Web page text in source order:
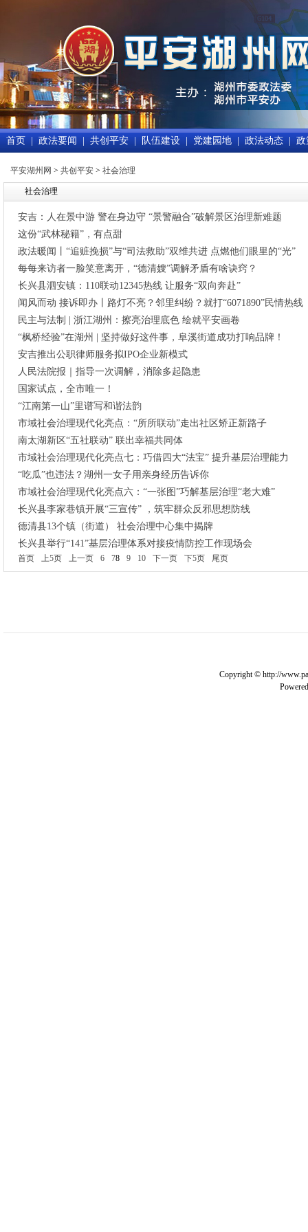
首页 政法要闻 共创平安 队伍建设 党建园地 政法动态 政
平安湖州网 > 共创平安 > 社会治理
社会治理
安吉：人在景中游 警在身边守 “景警融合”破解景区治理新难题
这份“武林秘籍”，有点甜
政法暖闻丨“追赃挽损”与“司法救助”双维共进 点燃他们眼里的“光”
每每来访者一脸笑意离开，“德清嫂”调解矛盾有啥诀窍？
长兴县泗安镇：110联动12345热线 让服务“双向奔赴”
闻风而动 接诉即办丨路灯不亮？邻里纠纷？就打“6071890”民情热线
民主与法制 | 浙江湖州：擦亮治理底色 绘就平安画卷
“枫桥经验”在湖州 | 坚持做好这件事，阜溪街道成功打响品牌！
安吉推出公职律师服务拟IPO企业新模式
人民法院报｜指导一次调解，消除多起隐患
国家试点，全市唯一！
“江南第一山”里谱写和谐法韵
市域社会治理现代化亮点：“所所联动”走出社区矫正新路子
南太湖新区“五社联动” 联出幸福共同体
市域社会治理现代化亮点七：巧借四大“法宝” 提升基层治理能力
“吃瓜”也违法？湖州一女子用亲身经历告诉你
市域社会治理现代化亮点六：“一张图”巧解基层治理“老大难”
长兴县李家巷镇开展“三宣传” ，筑牢群众反邪思想防线
德清县13个镇（街道） 社会治理中心集中揭牌
长兴县举行“141”基层治理体系对接疫情防控工作现场会
首页 上5页 上一页 6 78 9 10 下一页 下5页 尾页
Copyright © http://